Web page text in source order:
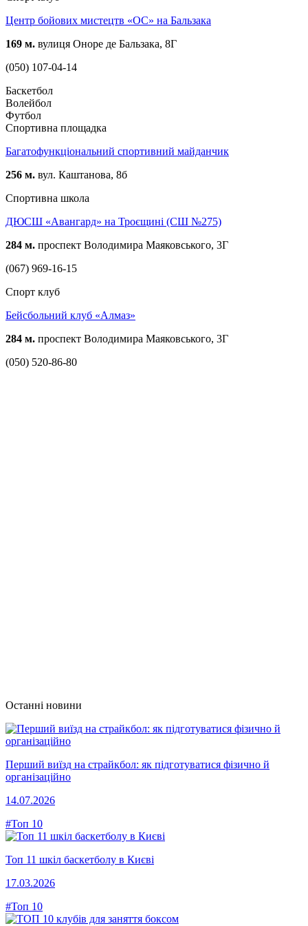
Центр бойових мистецтв «ОС» на Бальзака
169 м. вулиця Оноре де Бальзака, 8Г
(050) 107-04-14
Баскетбол
Волейбол
Футбол
Спортивна площадка
Багатофункціональний спортивний майданчик
256 м. вул. Каштанова, 8б
Спортивна школа
ДЮСШ «Авангард» на Троєщині (СШ №275)
284 м. проспект Володимира Маяковського, 3Г
(067) 969-16-15
Спорт клуб
Бейсбольний клуб «Алмаз»
284 м. проспект Володимира Маяковського, 3Г
(050) 520-86-80
Останні новини
Перший виїзд на страйкбол: як підготуватися фізично й
організаційно
14.07.2026
#Топ 10
Топ 11 шкіл баскетболу в Києві
17.03.2026
#Топ 10